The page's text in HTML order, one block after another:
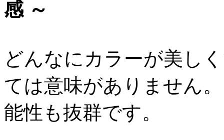
感 ～
どんなにカラーが美し
ては意味がありません
能性も抜群です。